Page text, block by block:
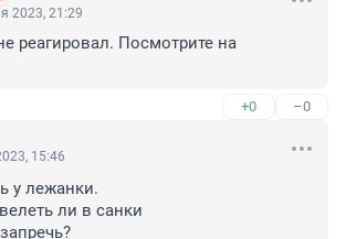
2023, 21:29
реагировал. Посмотрите на
+0 –0
15:46
у лежанки.
ли в санки